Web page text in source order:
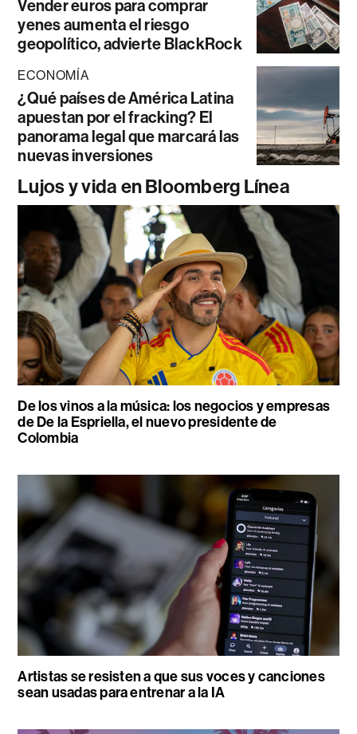
Vender euros para comprar
yenes aumenta el riesgo
geopolítico, advierte BlackRock
ECONOMÍA
¿Qué países de América Latina
apuestan por el fracking? El
panorama legal que marcará las
nuevas inversiones
Lujos y vida en Bloomberg Línea
De los vinos a la música: los negocios y empresas
de De la Espriella, el nuevo presidente de
Colombia
Artistas se resisten a que sus voces y canciones
sean usadas para entrenar a la IA